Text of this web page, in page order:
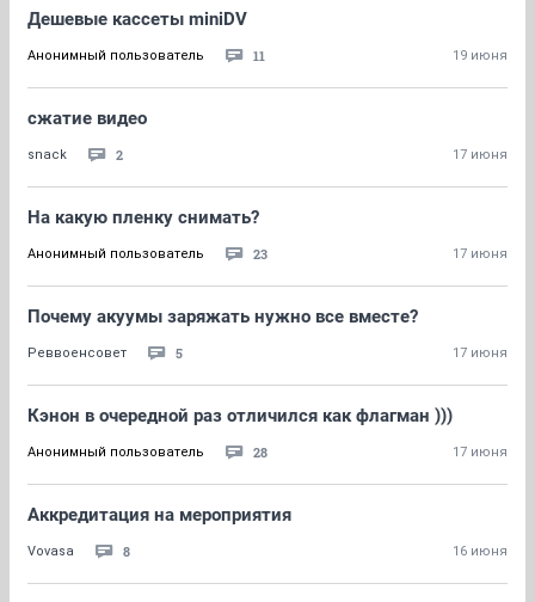
Дешевые кассеты miniDV
Анонимный пользователь 11 19 июня
сжатие видео
snack 2 17 июня
На какую пленку снимать?
Анонимный пользователь 23 17 июня
Почему акуумы заряжать нужно все вместе?
Реввоенсовет 5 17 июня
Кэнон в очередной раз отличился как флагман )))
Анонимный пользователь 28 17 июня
Аккредитация на мероприятия
Vovasa 8 16 июня